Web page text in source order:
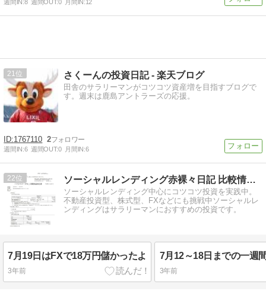
週間IN:8 週間OUT:0 月間IN:12
21 さくーんの投資日記 - 楽天ブログ
田舎のサラリーマンがコツコツ資産増を目指すブログで
す。週末は鹿島アントラーズの応援。
1767110 2
週間IN:6 週間OUT:0 月間IN:6
22 ソーシャルレンディング赤裸々日記 比較情報-ニュースサイト
ソーシャルレンディング中心にコツコツ投資を実践中。
不動産投資型、株式型、FXなどにも挑戦中ソーシャルレ
ンディングはサラリーマンにおすすめの投資です。
7月19日はFXで18万円儲かったよ
3年前 3年前